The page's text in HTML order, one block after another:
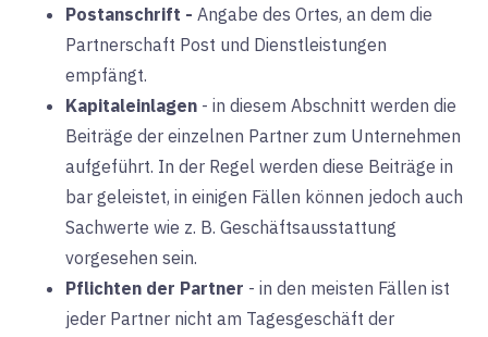
Postanschrift - Angabe des Ortes, an dem die
Partnerschaft Post und Dienstleistungen
empfängt.
Kapitaleinlagen - in diesem Abschnitt werden die
Beiträge der einzelnen Partner zum Unternehmen
aufgeführt. In der Regel werden diese Beiträge in
bar geleistet, in einigen Fällen können jedoch auch
Sachwerte wie z. B. Geschäftsausstattung
vorgesehen sein.
Pflichten der Partner - in den meisten Fällen ist
jeder Partner nicht am Tagesgeschäft der